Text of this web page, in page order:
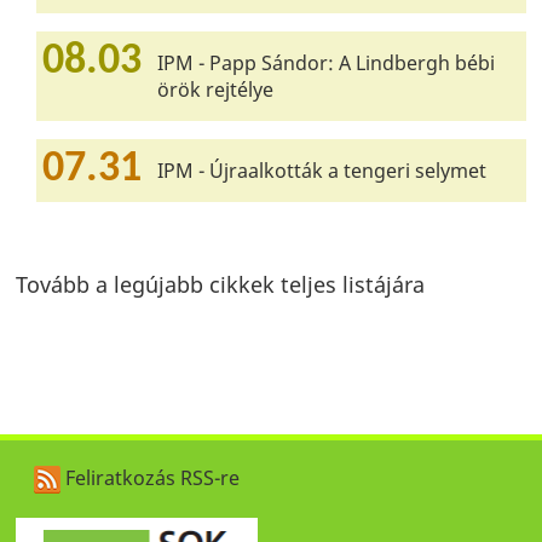
08.03
IPM - Papp Sándor: A Lindbergh bébi
örök rejtélye
07.31 IPM - Újraalkották a tengeri selymet
Tovább a legújabb cikkek teljes listájára
Feliratkozás RSS-re